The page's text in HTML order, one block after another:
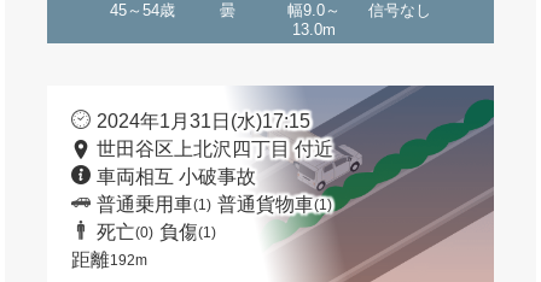
45～54歳 曇
幅9.0～
13.0m
信号なし
2024年1月31日(水)17:15
世田谷区上北沢四丁目 付近
車両相互 小破事故
普通乗用車(1) 普通貨物車(1)
死亡(0) 負傷(1)
距離192m